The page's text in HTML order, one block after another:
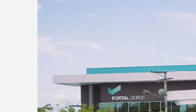
pueden lograr un
rentabilidad en la